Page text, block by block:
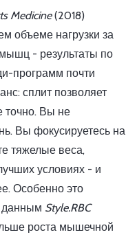
Medicine(2018)
объеме нагрузки за
- результаты по
программ почти
сплит позволяет
точно. Вы не
Вы фокусируетесь на
тяжелые веса,
условиях - и
Особенно это
данным Style.RBC
роста мышечной